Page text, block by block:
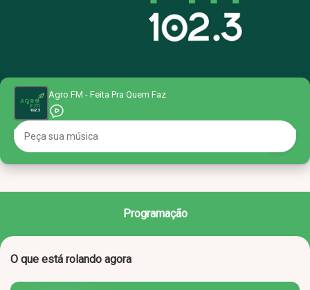
Agro FM - Feita Pra Quem Faz
Programação
O que está rolando agora